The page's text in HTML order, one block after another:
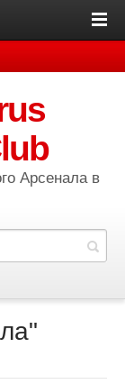
Арсенала в